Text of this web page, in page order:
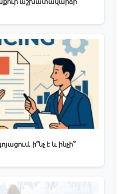
ի՞նչ է և ինչի՞